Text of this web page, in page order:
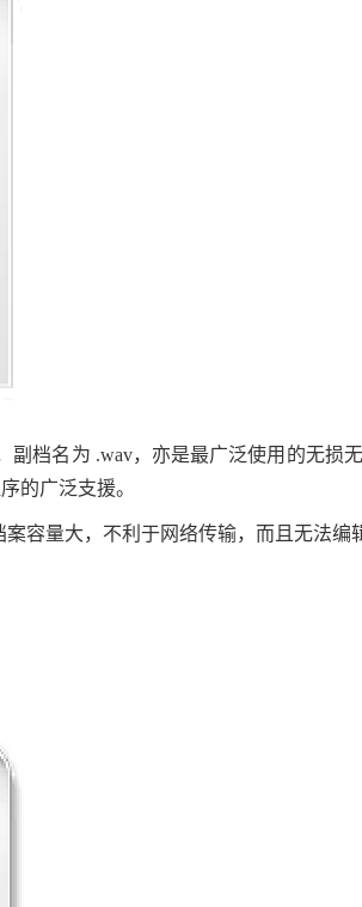
副档名为 .wav，亦是最广泛使用的无损
的广泛支援。
容量大，不利于网络传输，而且无法编